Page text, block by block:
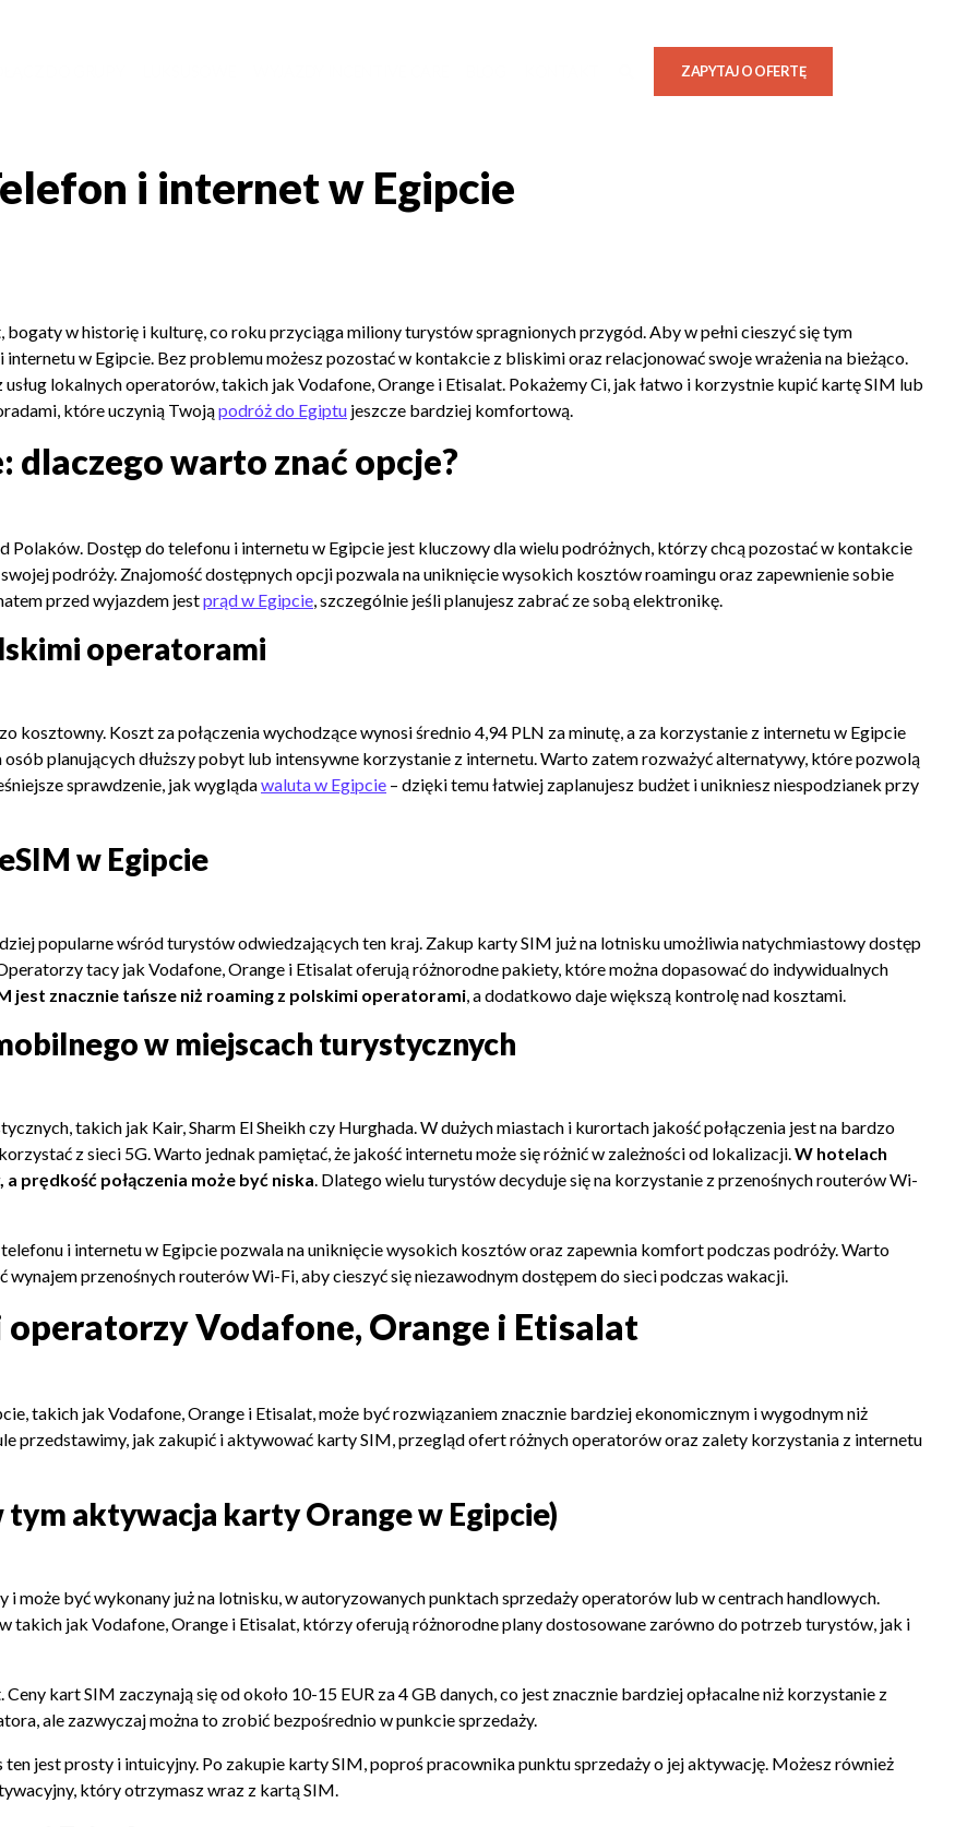
ZAPYTAJ O OFERTĘ
i internet w Egipcie
w historię i kulturę, co roku przyciąga miliony turystów spragnionych przygód. Aby w pełni cieszyć się tym
w Egipcie. Bez problemu możesz pozostać w kontakcie z bliskimi oraz relacjonować swoje wrażenia na bieżąco.
lokalnych operatorów, takich jak Vodafone, Orange i Etisalat. Pokażemy Ci, jak łatwo i korzystnie kupić kartę SIM lub
które uczynią Twojąpodróż do Egiptu jeszcze bardziej komfortową.
warto znać opcje?
Dostęp do telefonu i internetu w Egipcie jest kluczowy dla wielu podróżnych, którzy chcą pozostać w kontakcie
podróży. Znajomość dostępnych opcji pozwala na uniknięcie wysokich kosztów roamingu oraz zapewnienie sobie
przed wyjazdem jestprąd w Egipcie, szczególnie jeśli planujesz zabrać ze sobą elektronikę.
operatorami
kosztowny. Koszt za połączenia wychodzące wynosi średnio 4,94 PLN za minutę, a za korzystanie z internetu w Egipcie
planujących dłuższy pobyt lub intensywne korzystanie z internetu. Warto zatem rozważyć alternatywy, które pozwolą
sprawdzenie, jak wyglądawaluta w Egipcie – dzięki temu łatwiej zaplanujesz budżet i unikniesz niespodzianek przy
w Egipcie
popularne wśród turystów odwiedzających ten kraj. Zakup karty SIM już na lotnisku umożliwia natychmiastowy dostęp
tacy jak Vodafone, Orange i Etisalat oferują różnorodne pakiety, które można dopasować do indywidualnych
jest znacznie tańsze niż roaming z polskimi operatorami, a dodatkowo daje większą kontrolę nad kosztami.
w miejscach turystycznych
takich jak Kair, Sharm El Sheikh czy Hurghada. W dużych miastach i kurortach jakość połączenia jest na bardzo
z sieci 5G. Warto jednak pamiętać, że jakość internetu może się różnić w zależności od lokalizacji.W hotelach
prędkość połączenia może być niska. Dlatego wielu turystów decyduje się na korzystanie z przenośnych routerów Wi-
i internetu w Egipcie pozwala na uniknięcie wysokich kosztów oraz zapewnia komfort podczas podróży. Warto
przenośnych routerów Wi-Fi, aby cieszyć się niezawodnym dostępem do sieci podczas wakacji.
Vodafone, Orange i Etisalat
takich jak Vodafone, Orange i Etisalat, może być rozwiązaniem znacznie bardziej ekonomicznym i wygodnym niż
przedstawimy, jak zakupić i aktywować karty SIM, przegląd ofert różnych operatorów oraz zalety korzystania z internetu
aktywacja karty Orange w Egipcie)
może być wykonany już na lotnisku, w autoryzowanych punktach sprzedaży operatorów lub w centrach handlowych.
takich jak Vodafone, Orange i Etisalat, którzy oferują różnorodne plany dostosowane zarówno do potrzeb turystów, jak i
Ceny kart SIM zaczynają się od około 10-15 EUR za 4 GB danych, co jest znacznie bardziej opłacalne niż korzystanie z
ale zazwyczaj można to zrobić bezpośrednio w punkcie sprzedaży.
ten jest prosty i intuicyjny. Po zakupie karty SIM, poproś pracownika punktu sprzedaży o jej aktywację. Możesz również
który otrzymasz wraz z kartą SIM.